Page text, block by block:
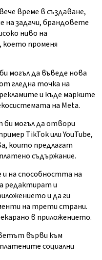
време в създаване,
на задачи, брандовете
ниво на
което променя
могъл да въведе нова
гледна точка на
и къде марките
на Meta.
би могъл да отвори
TikTok или YouTube,
които предлагат
съдържание.
и на способността на
редактират и
и да ги
на трети страни.
в приложението.
върви към
социални